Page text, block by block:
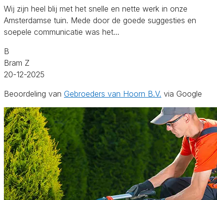
Wij zijn heel blij met het snelle en nette werk in onze
Amsterdamse tuin. Mede door de goede suggesties en
soepele communicatie was het…
B
Bram Z
20-12-2025
Beoordeling van Gebroeders van Hoorn B.V. via Google